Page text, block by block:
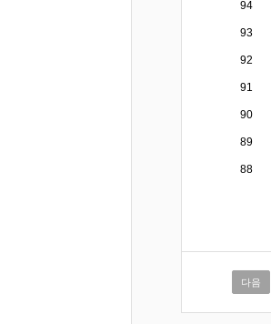
94
93
92
91
90
89
88
다음